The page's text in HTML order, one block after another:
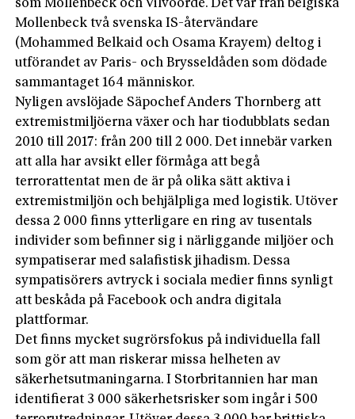
som Mollenbeck och Vilvoorde. Det var från belgiska
Mollenbeck två svenska IS-återvändare
(Mohammed Belkaid och Osama Krayem) deltog i
utförandet av Paris- och Brysseldåden som dödade
sammantaget 164 människor.
Nyligen avslöjade Säpochef Anders Thornberg att
extremistmiljöerna växer och har tiodubblats sedan
2010 till 2017: från 200 till 2 000. Det innebär varken
att alla har avsikt eller förmåga att begå
terrorattentat men de är på olika sätt aktiva i
extremistmiljön och behjälpliga med logistik. Utöver
dessa 2 000 finns ytterligare en ring av tusentals
individer som befinner sig i närliggande miljöer och
sympatiserar med salafistisk jihadism. Dessa
sympatisörers avtryck i sociala medier finns synligt
att beskåda på Facebook och andra digitala
plattformar.
Det finns mycket sugrörsfokus på individuella fall
som gör att man riskerar missa helheten av
säkerhetsutmaningarna. I Storbritannien har man
identifierat 3 000 säkerhetsrisker som ingår i 500